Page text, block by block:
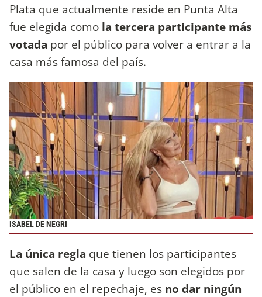
Plata que actualmente reside en Punta Alta
fue elegida como la tercera participante más
votada por el público para volver a entrar a la
casa más famosa del país.
ISABEL DE NEGRI
La única regla que tienen los participantes
que salen de la casa y luego son elegidos por
el público en el repechaje, es no dar ningún